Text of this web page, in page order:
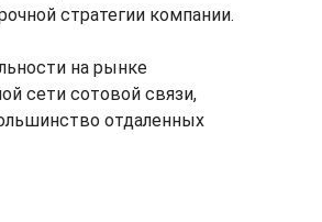
стратегии компании.
на рынке
сети сотовой связи,
отдаленных